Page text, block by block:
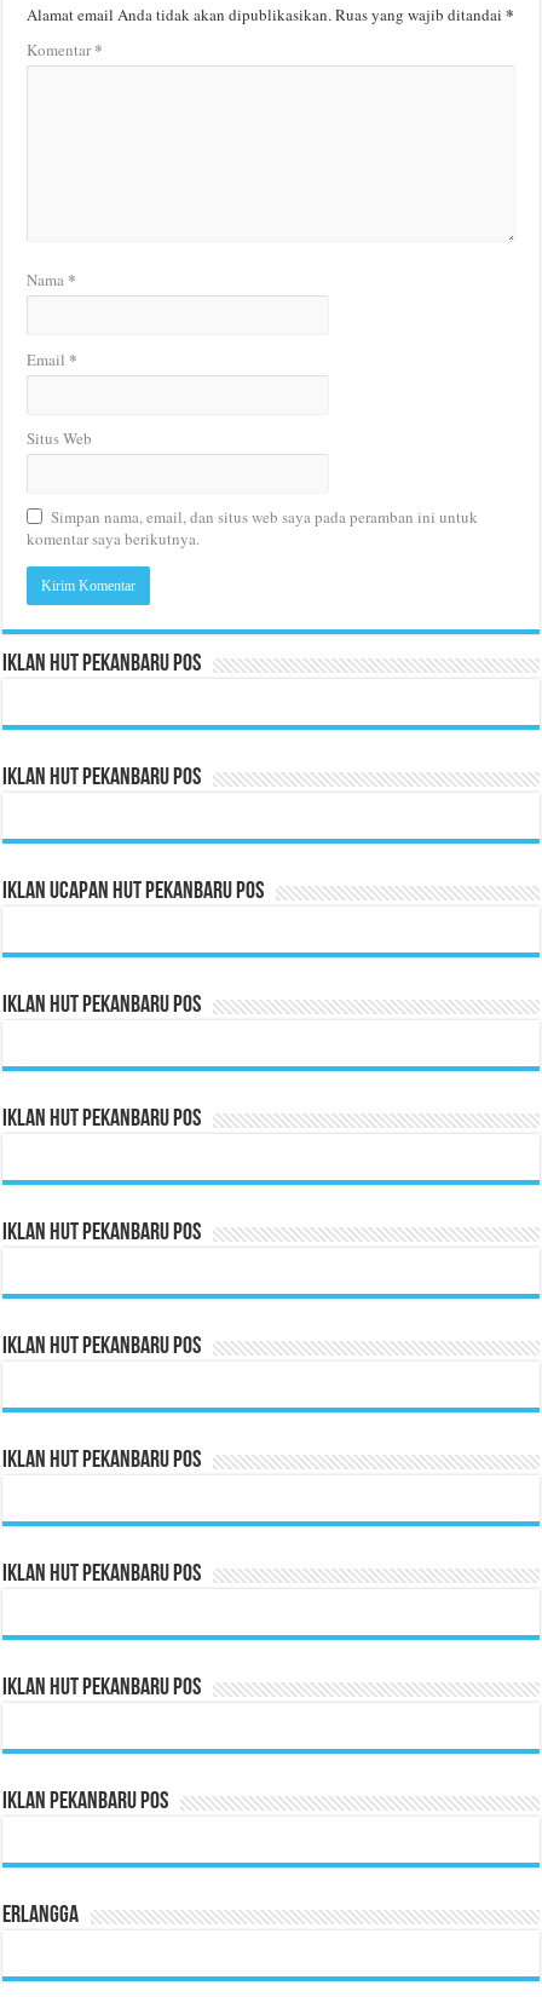
Alamat email Anda tidak akan dipublikasikan.Ruas yang wajib ditandai*
Komentar*
Nama *
Email *
Situs Web
Simpan nama, email, dan situs web saya pada peramban ini untuk
komentar saya berikutnya.
Iklan HUT Pekanbaru Pos
Iklan HUT Pekanbaru Pos
Iklan Ucapan HUT Pekanbaru Pos
Iklan HUT Pekanbaru Pos
Iklan HUT Pekanbaru Pos
Iklan HUT Pekanbaru Pos
Iklan HUT Pekanbaru Pos
Iklan HUT Pekanbaru Pos
Iklan HUT Pekanbaru Pos
Iklan HUT Pekanbaru Pos
Iklan Pekanbaru Pos
Erlangga